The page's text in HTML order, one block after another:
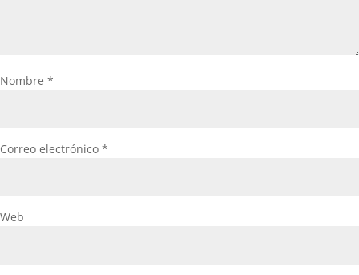
Nombre *
Correo electrónico *
Web